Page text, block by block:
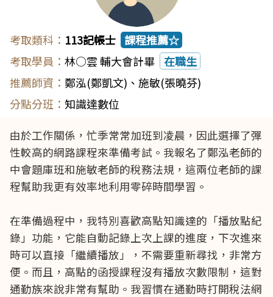
113記帳士 課程推薦☆
林○雲 輔大會計畢 在職生
鄭泓(鄭凱文) 、 施敏(張曉芬)
知識達數位
由於工作關係，忙季常常加班到凌晨，因此選擇了彈
性較高的網路課程來準備考試。我報名了鄭泓老師的
中會題庫班和施敏老師的稅務法規，這兩位老師的課
程幫助我更有效率地利用零碎時間學習。
在準備過程中，我特別喜歡高點知識達的「播放點紀
錄」功能，它能自動記錄上次上課的進度，下次進來
時可以直接「繼續播放」，不需要重新尋找，非常方
便。而且，高點的函授課程沒有播放次數限制，這對
通勤族來說非常有幫助。我習慣在通勤時打開稅法網